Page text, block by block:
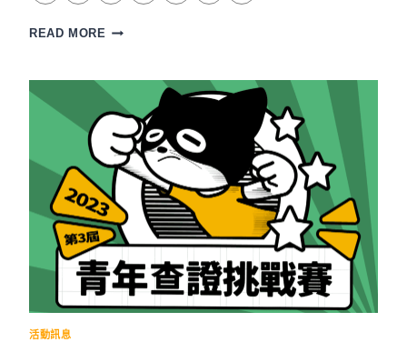
READ MORE
氣
投
票
開
跑！
2023
大
專
校
院
暨
高
活動訊息